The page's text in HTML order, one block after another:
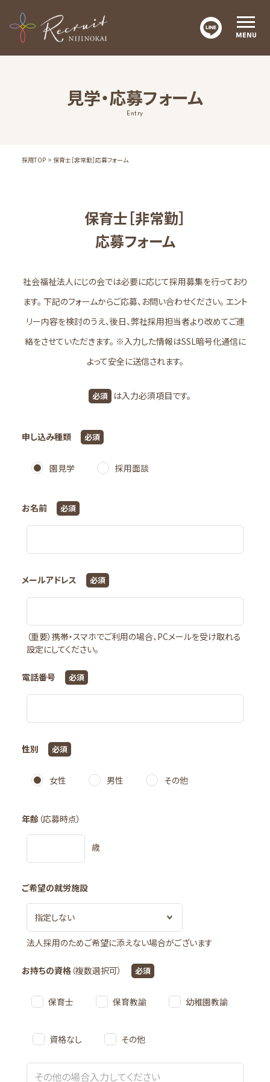
にじの会について
代表挨拶
理念
にじの会の保育
ご利用案内
１号認定募集について
子育て支援
情報公開
苦情解決
ブログ
施設案内
新松戸グレース保育園ベビーホーム
交通アクセス
小金西グレースこども園
園だより
交通アクセス
北小金グレースこども園
交通アクセス
大金平グレース保育園
交通アクセス
園からのお知らせ
園だより
MENU
見学・応募フォーム
Entry
採用TOP 保育士［非常勤］応募フォーム
保育士［非常勤］
応募フォーム
社会福祉法人にじの会では必要に応じて採用募集を行っており
ます。 下記のフォームからご応募、お問い合わせください。 エント
リー内容を検討のうえ、後日、弊社採用担当者より改めてご連
絡をさせていただきます。 ※入力した情報はSSL暗号化通信に
よって安全に送信されます。
必須 は入力必須項目です。
申し込み種類 必須
園見学 採用面談
お名前 必須
メールアドレス 必須
（重要）携帯・スマホでご利用の場合、PCメールを受け取れる
設定にしてください。
電話番号 必須
性別 必須
女性 男性 その他
年齢 （応募時点）
歳
ご希望の就労施設
法人採用のためご希望に添えない場合がございます
お持ちの資格（複数選択可） 必須
保育士 保育教諭 幼稚園教諭
資格なし その他